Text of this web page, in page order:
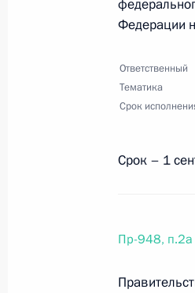
Перечень
и
отношениям
17 марта
Федерации
Ответственный
Тематика
Срок
Срок – 1
Пр-948, п.2а